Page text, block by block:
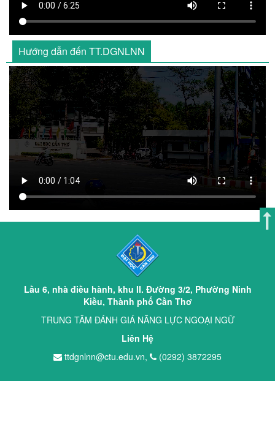
Hướng dẫn đến TT.DGNLNN
Lầu 6, nhà điều hành, khu II. Đường 3/2, Phường Ninh
Kiều, Thành phố Cần Thơ
TRUNG TÂM ĐÁNH GIÁ NĂNG LỰC NGOẠI NGỮ
Liên Hệ
ttdgnlnn@ctu.edu.vn,
(0292) 3872295